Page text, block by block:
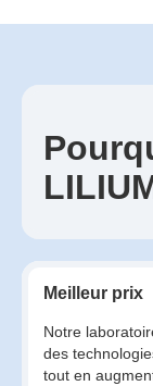
Meilleur prix
Notre
des
tout en